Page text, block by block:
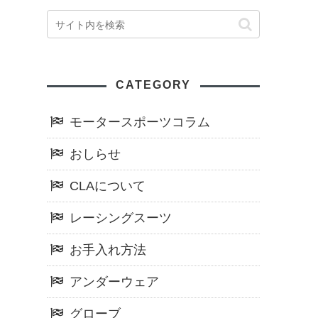
CATEGORY
モータースポーツコラム
おしらせ
CLAについて
レーシングスーツ
お手入れ方法
アンダーウェア
グローブ